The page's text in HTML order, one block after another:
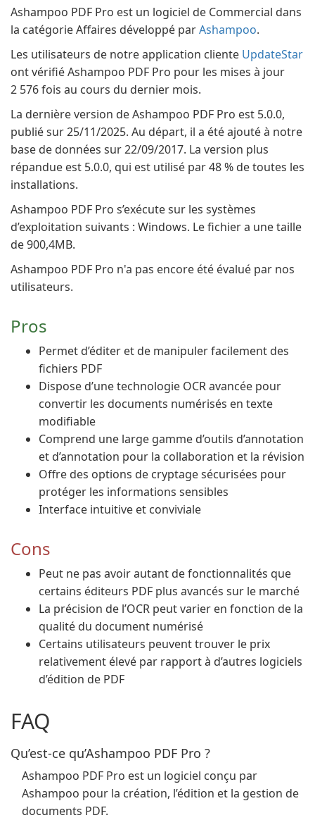
Ashampoo PDF Pro est un logiciel de Commercial dans
la catégorie Affaires développé parAshampoo.
Les utilisateurs de notre application cliente UpdateStar
ont vérifié Ashampoo PDF Pro pour les mises à jour
2 576 fois au cours du dernier mois.
La dernière version de Ashampoo PDF Pro est 5.0.0,
publié sur 25/11/2025. Au départ, il a été ajouté à notre
base de données sur 22/09/2017. La version plus
répandue est 5.0.0, qui est utilisé par 48 % de toutes les
installations.
Ashampoo PDF Pro s’exécute sur les systèmes
d’exploitation suivants : Windows. Le fichier a une taille
de 900,4MB.
Ashampoo PDF Pro n'a pas encore été évalué par nos
utilisateurs.
Pros
Permet d’éditer et de manipuler facilement des
fichiers PDF
Dispose d’une technologie OCR avancée pour
convertir les documents numérisés en texte
modifiable
Comprend une large gamme d’outils d’annotation
et d’annotation pour la collaboration et la révision
Offre des options de cryptage sécurisées pour
protéger les informations sensibles
Interface intuitive et conviviale
Cons
Peut ne pas avoir autant de fonctionnalités que
certains éditeurs PDF plus avancés sur le marché
La précision de l’OCR peut varier en fonction de la
qualité du document numérisé
Certains utilisateurs peuvent trouver le prix
relativement élevé par rapport à d’autres logiciels
d’édition de PDF
FAQ
Qu’est-ce qu’Ashampoo PDF Pro ?
Ashampoo PDF Pro est un logiciel conçu par
Ashampoo pour la création, l’édition et la gestion de
documents PDF.